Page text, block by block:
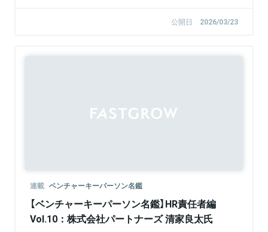
公開日 2026/03/23
連載 ベンチャーキーパーソン名鑑
【ベンチャーキーパーソン名鑑】HR責任者編
Vol.10：株式会社パートナーズ 清家良太氏